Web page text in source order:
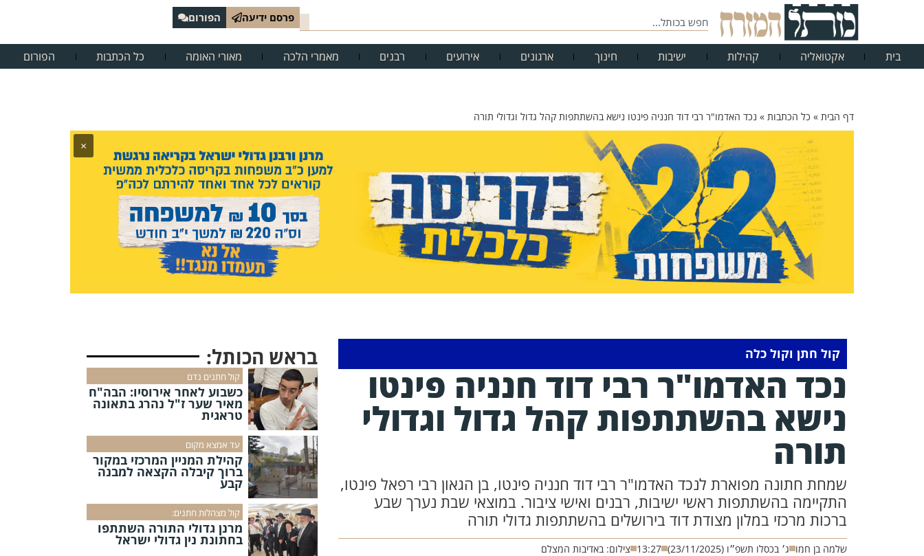
פרסם ידיעה הפורום
בית אקטואליה קהילות ישיבות חינוך ארגונים אירועים רבנים מאמרי הלכה מאורי האומה כל הכתבות הפורום
דף הבית » כל הכתבות » נכד האדמו"ר רבי דוד חנניה פינטו נישא בהשתתפות קהל גדול וגדולי תורה
×
קול חתן וקול כלה
נכד האדמו"ר רבי דוד חנניה פינטו
נישא בהשתתפות קהל גדול וגדולי
תורה
שמחת חתונה מפוארת לנכד האדמו"ר רבי דוד חנניה פינטו, בן הגאון רבי רפאל פינטו,
התקיימה בהשתתפות ראשי ישיבות, רבנים ואישי ציבור. במוצאי שבת נערך שבע
ברכות מרכזי במלון מצודת דוד בירושלים בהשתתפות גדולי תורה
שלמה בן חמו ג׳ בכסלו תשפ״ו (23/11/2025) 13:27 צילום: באדיבות המצלם
בראש הכותל:
קול חתנים נדם
כשבוע לאחר אירוסיו: הבה"ח
מאיר שער ז"ל נהרג בתאונה
טראגית
עד אמצא מקום
קהילת המניין המרכזי במקור
ברוך קיבלה הקצאה למבנה
קבע
קול מצהלות חתנים:
מרנן גדולי התורה השתתפו
בחתונת נין גדולי ישראל